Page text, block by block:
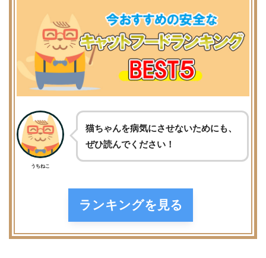
うちねこ
猫ちゃんを病気にさせないためにも、
ぜひ読んでください！
ランキングを見る